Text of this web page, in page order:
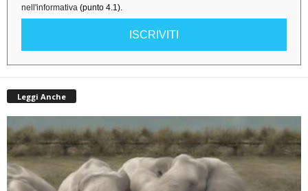
nell'informativa (punto 4.1).
ISCRIVITI
Leggi Anche